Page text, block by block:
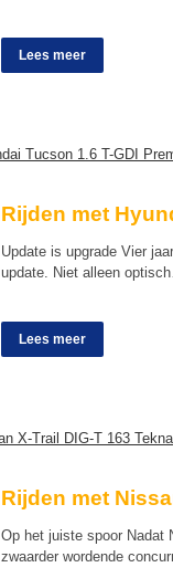
Lees meer
Rijden met
Update is upgrade Vier
update. Niet alleen
Lees meer
Rijden met
Op het juiste spoor Nadat
zwaarder wordende